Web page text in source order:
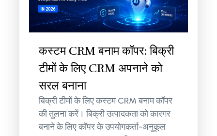
कस्टम CRM बनाम कॉपर: बिक्री
टीमों के लिए CRM अपनाने को
सरल बनाना
बिक्री टीमों के लिए कस्टम CRM बनाम कॉपर
की तुलना करें। बिक्री उत्पादकता को कारगर
बनाने के लिए कॉपर के उपयोगकर्ता-अनुकूल